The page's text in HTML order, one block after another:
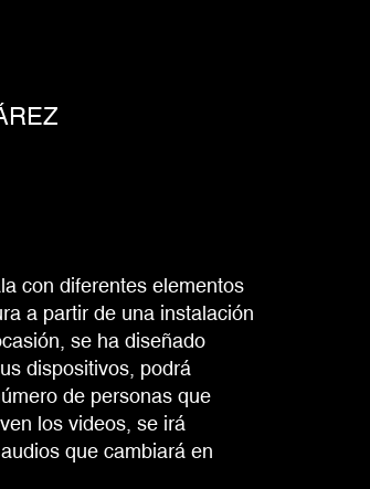
con diferentes elementos
a partir de una instalación
se ha diseñado
dispositivos, podrá
de personas que
los videos, se irá
que cambiará en